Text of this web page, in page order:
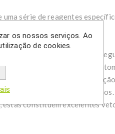
série de reagentes
género Chlamydia que
caracterizada por
para a
e pela psitacose em
constituem excelentes
os nossos serviços. Ao
de cookies.